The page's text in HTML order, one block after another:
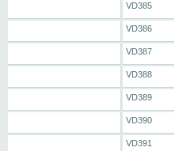
VD385
VD386
VD387
VD388
VD389
VD390
VD391